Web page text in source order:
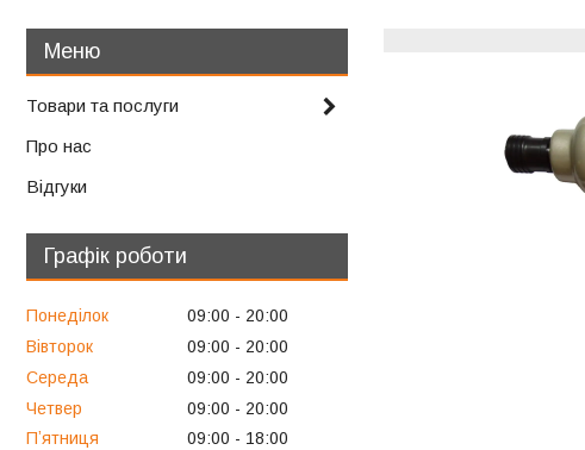
Товари та послуги
Про нас
Відгуки
Графік роботи
Понеділок 09:00
20:00
Вівторок
09:00
20:00
Середа
09:00
20:00
Четвер
09:00
20:00
Пʼятниця
09:00
18:00